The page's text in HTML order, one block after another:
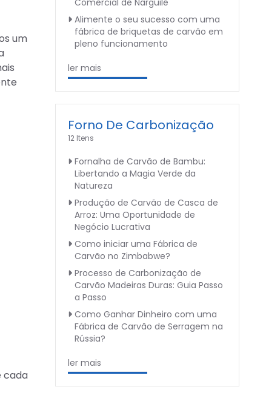
um
cada
Comercial de Narguilé
Alimente o seu sucesso com uma
fábrica de briquetas de carvão em
pleno funcionamento
ler mais
Forno De Carbonização
12 Itens
Fornalha de Carvão de Bambu:
Libertando a Magia Verde da
Natureza
Produção de Carvão de Casca de
Arroz: Uma Oportunidade de
Negócio Lucrativa
Como iniciar uma Fábrica de
Carvão no Zimbabwe?
Processo de Carbonização de
Carvão Madeiras Duras: Guia Passo
a Passo
Como Ganhar Dinheiro com uma
Fábrica de Carvão de Serragem na
Rússia?
ler mais